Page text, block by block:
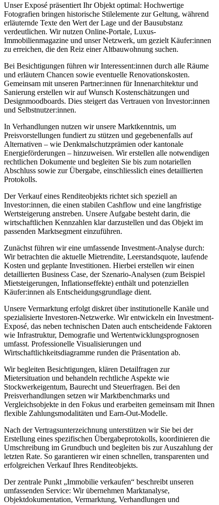
Unser Exposé präsentiert Ihr Objekt optimal: Hochwertige
Fotografien bringen historische Stilelemente zur Geltung, während
erläuternde Texte den Wert der Lage und der Bausubstanz
verdeutlichen. Wir nutzen Online-Portale, Luxus-
Immobilienmagazine und unser Netzwerk, um gezielt Käufer:innen
zu erreichen, die den Reiz einer Altbauwohnung suchen.
Bei Besichtigungen führen wir Interessent:innen durch alle Räume
und erläutern Chancen sowie eventuelle Renovationskosten.
Gemeinsam mit unseren Partner:innen für Innenarchitektur und
Sanierung erstellen wir auf Wunsch Kostenschätzungen und
Designmoodboards. Dies steigert das Vertrauen von Investor:innen
und Selbstnutzer:innen.
In Verhandlungen nutzen wir unsere Marktkenntnis, um
Preisvorstellungen fundiert zu stützen und gegebenenfalls auf
Alternativen – wie Denkmalschutzprämien oder kantonale
Energieförderungen – hinzuweisen. Wir erstellen alle notwendigen
rechtlichen Dokumente und begleiten Sie bis zum notariellen
Abschluss sowie zur Übergabe, einschliesslich eines detaillierten
Protokolls.
Der Verkauf eines Renditeobjekts richtet sich speziell an
Investor:innen, die einen stabilen Cashflow und eine langfristige
Wertsteigerung anstreben. Unsere Aufgabe besteht darin, die
wirtschaftlichen Kennzahlen klar darzustellen und das Objekt im
passenden Marktsegment einzuführen.
Zunächst führen wir eine umfassende Investment-Analyse durch:
Wir betrachten die aktuelle Mietrendite, Leerstandsquote, laufende
Kosten und geplante Investitionen. Hierbei erstellen wir einen
detaillierten Business Case, der Szenario-Analysen (zum Beispiel
Mietsteigerungen, Inflationseffekte) enthält und potenziellen
Käufer:innen als Entscheidungsgrundlage dient.
Unsere Vermarktung erfolgt diskret über institutionelle Kanäle und
spezialisierte Investoren-Netzwerke. Wir entwickeln ein Investment-
Exposé, das neben technischen Daten auch entscheidende Faktoren
wie Infrastruktur, Demografie und Wertentwicklungsprognosen
umfasst. Professionelle Visualisierungen und
Wirtschaftlichkeitsdiagramme runden die Präsentation ab.
Wir begleiten Besichtigungen, klären Detailfragen zur
Mietersituation und behandeln rechtliche Aspekte wie
Stockwerkeigentum, Baurecht und Steuerfragen. Bei den
Preisverhandlungen setzen wir Marktbenchmarks und
Vergleichsobjekte in den Fokus und erarbeiten gemeinsam mit Ihnen
flexible Zahlungsmodalitäten und Earn-Out-Modelle.
Nach der Vertragsunterzeichnung unterstützen wir Sie bei der
Erstellung eines spezifischen Übergabeprotokolls, koordinieren die
Umschreibung im Grundbuch und begleiten bis zur Auszahlung der
letzten Rate. So garantieren wir einen schnellen, transparenten und
erfolgreichen Verkauf Ihres Renditeobjekts.
Der zentrale Punkt „Immobilie verkaufen“ beschreibt unseren
umfassenden Service: Wir übernehmen Marktanalyse,
Objektdokumentation, Vermarktung, Verhandlungen und